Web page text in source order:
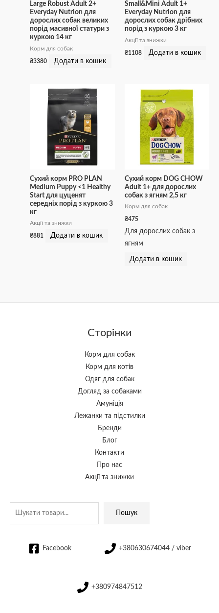
Large Robust Adult 2+
Everyday Nutrion для
дорослих собак великих
порід масивної статури з
куркою 14 кг
Корм для собак
₴3380 Додати в кошик
Small&Mini Adult 1+
Everyday Nutrion для
дорослих собак дрібних
порід з куркою 3 кг
Акції та знижки
₴1108 Додати в кошик
Сухий корм PRO PLAN
Medium Puppy <1 Healthy
Start для цуценят
середніх порід з куркою 3
кг
Акції та знижки
₴881 Додати в кошик
Сухий корм DOG CHOW
Adult 1+ для дорослих
собак з ягням 2,5 кг
Корм для собак
₴475
Для дорослих собак з
ягням
Додати в кошик
Сторінки
Корм для собак
Корм для котів
Одяг для собак
Догляд за собаками
Амуніція
Лежанки та підстилки
Бренди
Блог
Контакти
Про нас
Акції та знижки
Пошук
Facebook +380630674044 / viber
+380974847512